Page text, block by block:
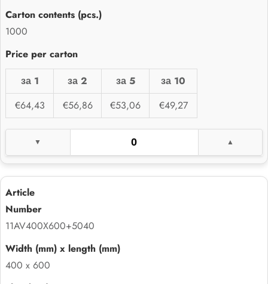
1000
за 1 за 2 за 5
за 10
€64,43
€56,86 €53,06 €49,27
11AV400X600+5040
400 x 600